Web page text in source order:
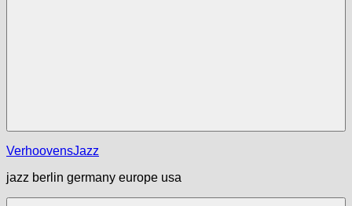
VerhoovensJazz
jazz berlin germany europe usa